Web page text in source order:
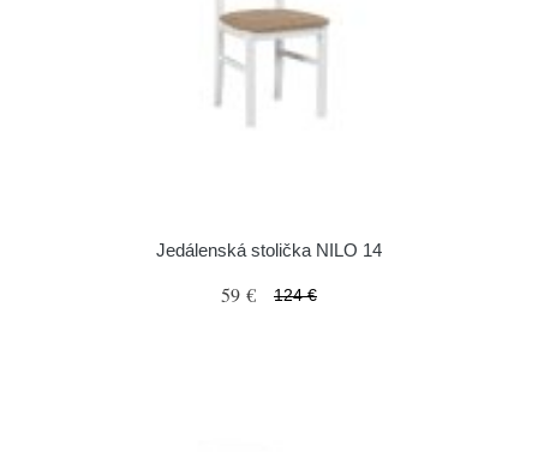
Jedálenská stolička NILO 14
59 € 124 €